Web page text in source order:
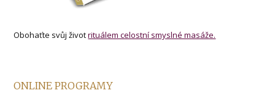
Obohaťte svůj životrituálem celostní smyslné masáže.
ONLINE PROGRAMY